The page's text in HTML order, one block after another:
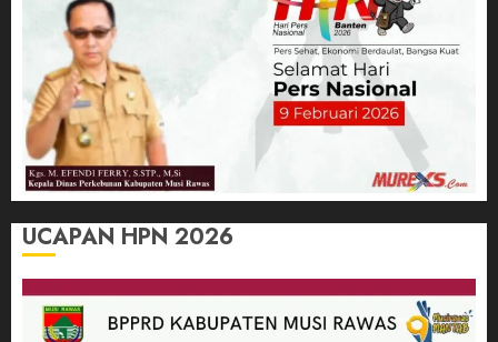
UCAPAN HPN 2026